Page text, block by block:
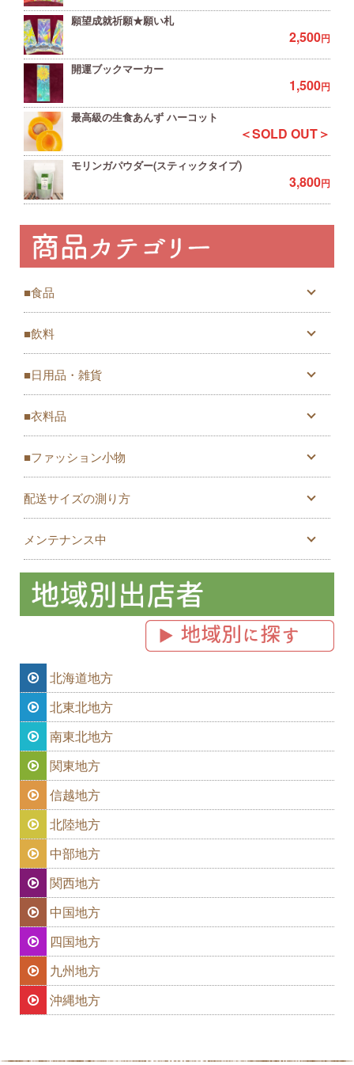
願望成就祈願★願い札
2,500円
開運ブックマーカー
1,500円
最高級の生食あんず ハーコット
＜SOLD OUT＞
モリンガパウダー(スティックタイプ)
3,800円
■食品
■飲料
■日用品・雑貨
■衣料品
■ファッション小物
配送サイズの測り方
メンテナンス中
北海道地方
北東北地方
南東北地方
関東地方
信越地方
北陸地方
中部地方
関西地方
中国地方
四国地方
九州地方
沖縄地方